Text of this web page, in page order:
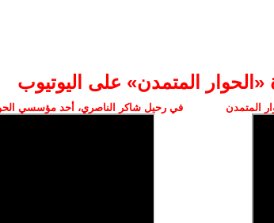
المتمدن» على اليوتيوب
المتمدن في رحيل شاكر الناصري، أحد مؤسسي